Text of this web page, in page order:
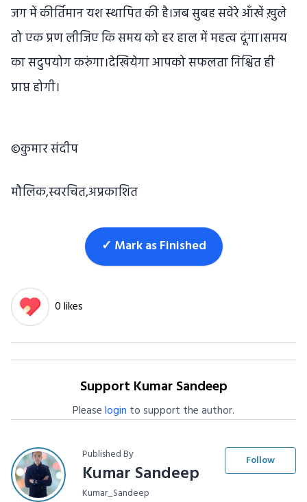
जग में कीर्तिमान यश स्थापित की है।जब सुबह सवेरे आँखें ख़ुले
तो एक प्रण लीजिए कि समय को हर हाल में महत्व दूंगा।समय
का सदुपयोग करुंगा।देखियेगा आपको सफलता निश्चित ही
प्राप्त होगी।
©कुमार संदीप
मौलिक,स्वरचित,अप्रकाशित
✓ Mark as Finished
0 likes
Support Kumar Sandeep
Pleaselogin to support the author.
Published By
Kumar Sandeep
Kumar_Sandeep
Follow